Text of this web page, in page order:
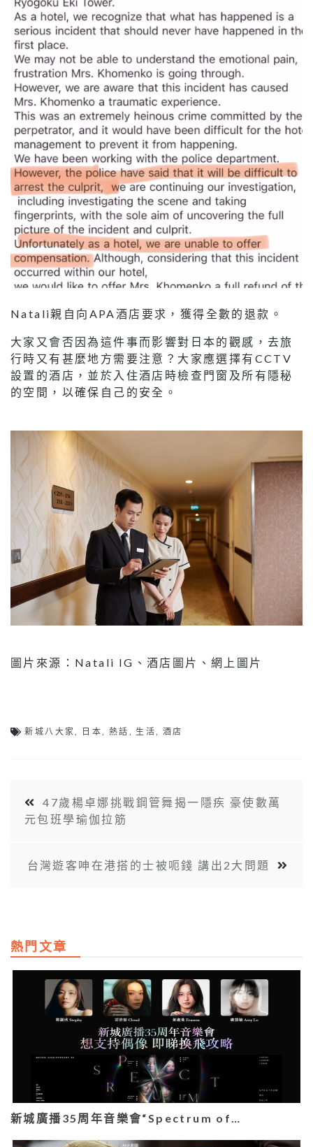
Natali親自向APA酒店要求，獲得全數的退款。
大家又會否因為這件事而影響對日本的觀感，去旅
行時又有甚麼地方需要注意？大家應選擇有CCTV
設置的酒店，並於入住酒店時檢查門窗及所有隱秘
的空間，以確保自己的安全。
圖片來源：Natali IG、酒店圖片、網上圖片
新城八大家 日本 熱話 生活 ,酒店
47歲楊卓娜挑戰鋼管舞揭一隱疾 豪使數萬
元包班學瑜伽拉筋
台灣遊客呻在港搭的士被呃錢 講出2大問題
熱門文章
新城廣播35周年音樂會“Spectrum of…